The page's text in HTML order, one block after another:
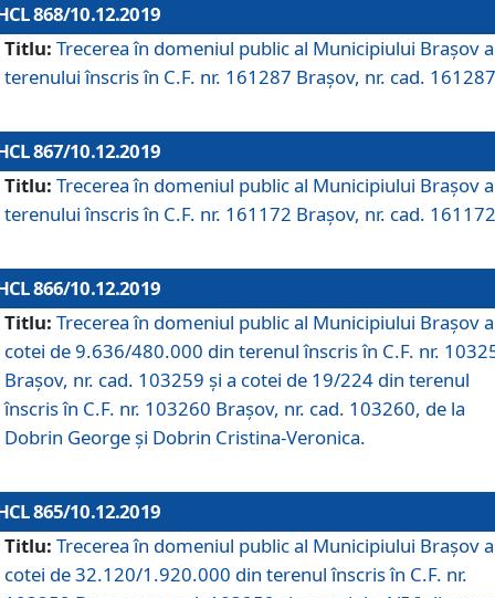
868/10.12.2019
Titlu: Trecerea în domeniul public al Municipiului Braşov a
terenului înscris în C.F. nr. 161287 Brașov, nr. cad.
867/10.12.2019
Titlu: Trecerea în domeniul public al Municipiului Braşov a
terenului înscris în C.F. nr. 161172 Brașov, nr. cad.
866/10.12.2019
Titlu: Trecerea în domeniul public al Municipiului Braşov a
cotei de 9.636/480.000 din terenul înscris în C.F. nr.
Brașov, nr. cad. 103259 și a cotei de 19/224 din terenul
înscris în C.F. nr. 103260 Brașov, nr. cad. 103260, de la
Dobrin George și Dobrin Cristina-Veronica.
865/10.12.2019
Titlu: Trecerea în domeniul public al Municipiului Braşov a
cotei de 32.120/1.920.000 din terenul înscris în C.F. nr.